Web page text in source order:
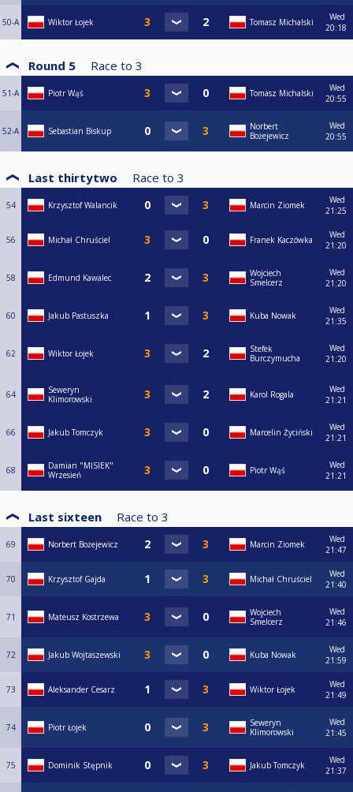
50-A Wiktor Łojek Tomasz Michalski
Wed
20:18
Round 5 Race to 3
51-A Piotr Wąś Tomasz Michalski
Wed
20:55
52-A Sebastian Biskup
Norbert
Bożejewicz
Wed
20:55
Last thirtytwo Race to 3
54 Krzysztof Walancik Marcin Ziomek
Wed
21:25
56 Michał Chruściel Franek Kaczówka
Wed
21:20
58 Edmund Kawalec
Wojciech
Smelcerz
Wed
21:20
60 Jakub Pastuszka Kuba Nowak
Wed
21:35
62 Wiktor Łojek
Stefek
Burczymucha
Wed
21:20
64
Seweryn
Klimorowski
Karol Rogala
Wed
21:21
66 Jakub Tomczyk Marcelin Życiński
Wed
21:21
68
Damian "MISIEK"
Wrzesień
Piotr Wąś
Wed
21:21
Last sixteen Race to 3
69 Norbert Bożejewicz Marcin Ziomek
Wed
21:47
70 Krzysztof Gajda Michał Chruściel
Wed
21:40
71 Mateusz Kostrzewa
Wojciech
Smelcerz
Wed
21:46
72 Jakub Wojtaszewski Kuba Nowak
Wed
21:59
73 Aleksander Cesarz Wiktor Łojek
Wed
21:49
74 Piotr Łojek
Seweryn
Klimorowski
Wed
21:45
75 Dominik Stępnik Jakub Tomczyk
Wed
21:37